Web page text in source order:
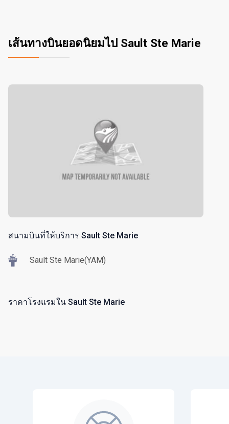
เส้นทางบินยอดนิยมไป Sault Ste Marie
สนามบินที่ให้บริการ Sault Ste Marie
Sault Ste Marie(YAM)
ราคาโรงแรมใน Sault Ste Marie